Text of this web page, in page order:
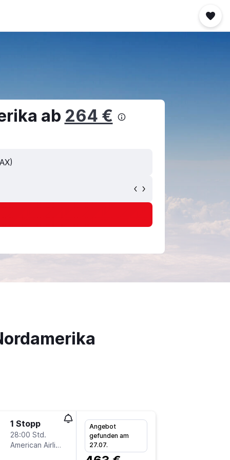
ab 264 €
1 Stopp
28:00 Std.
American Airlines
Angebot
gefunden am
27.07.